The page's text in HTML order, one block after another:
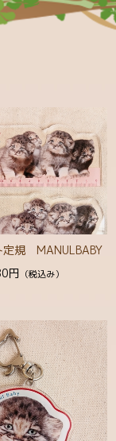
定規 MANULBABY
円 （税込み）